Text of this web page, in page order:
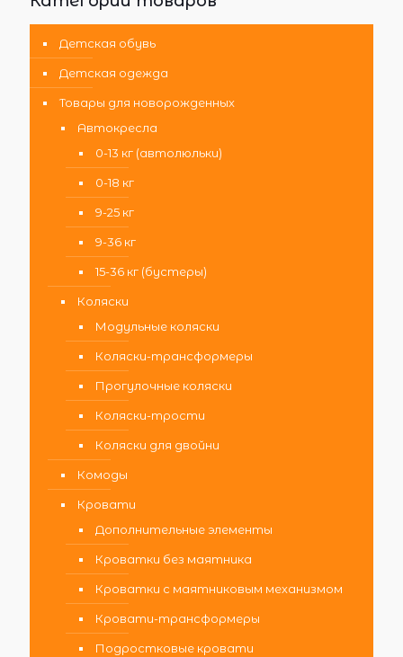
Детская обувь
Детская одежда
Товары для новорожденных
Автокресла
0-13 кг (автолюльки)
0-18 кг
9-25 кг
9-36 кг
15-36 кг (бустеры)
Коляски
Модульные коляски
Коляски-трансформеры
Прогулочные коляски
Коляски-трости
Коляски для двойни
Комоды
Кровати
Дополнительные элементы
Кроватки без маятника
Кроватки с маятниковым механизмом
Кровати-трансформеры
Подростковые кровати